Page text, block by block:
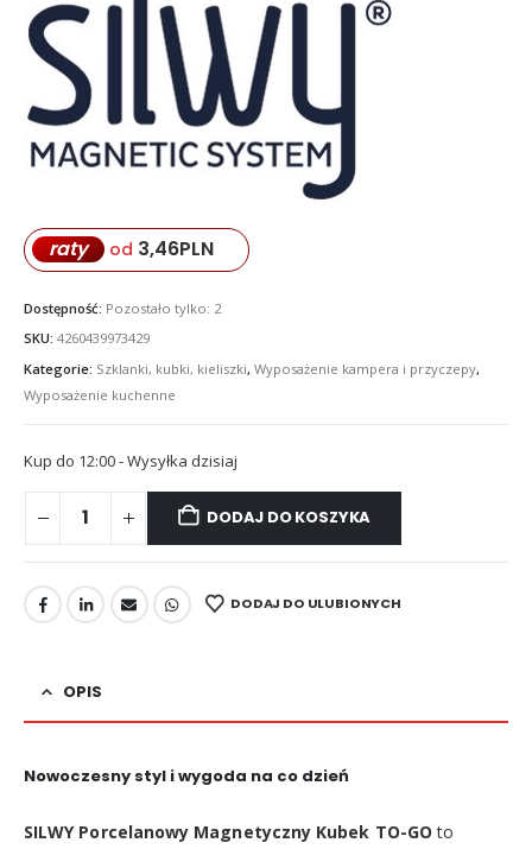
raty od 3,46PLN
Dostępność: Pozostało tylko: 2
SKU: 4260439973429
Kategorie: Szklanki, kubki, kieliszki, Wyposażenie kampera i przyczepy,
Wyposażenie kuchenne
Kup do 12:00 - Wysyłka dzisiaj
DODAJ DO KOSZYKA
DODAJ DO ULUBIONYCH
OPIS
Nowoczesny styl i wygoda na co dzień
SILWY Porcelanowy Magnetyczny Kubek TO-GOto